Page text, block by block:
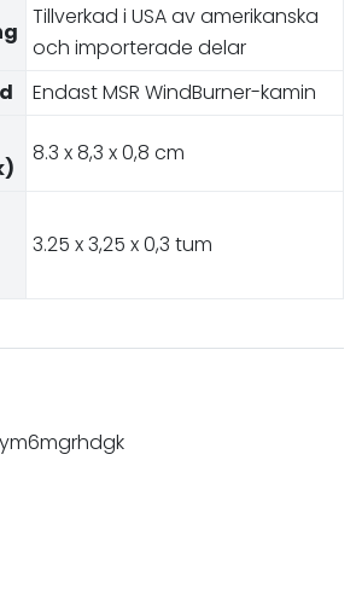
Tillverkad i USA av amerikanska
och importerade delar
Endast MSR WindBurner-kamin
8.3 x 8,3 x 0,8 cm
3.25 x 3,25 x 0,3 tum